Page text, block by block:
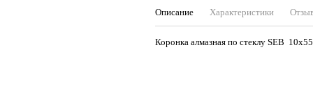
Описание Характеристики
Коронка алмазная по стеклу SEB 10х55